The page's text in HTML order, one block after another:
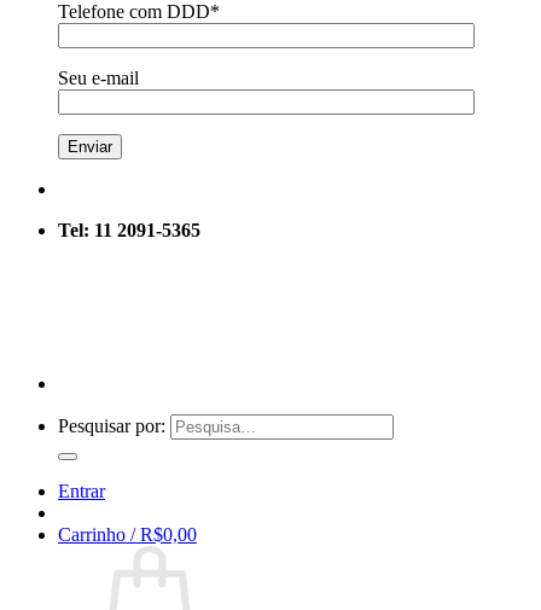
Telefone com DDD*
Seu e-mail
Tel: 11 2091-5365
Pesquisar por:
Entrar
Carrinho /R$0,00